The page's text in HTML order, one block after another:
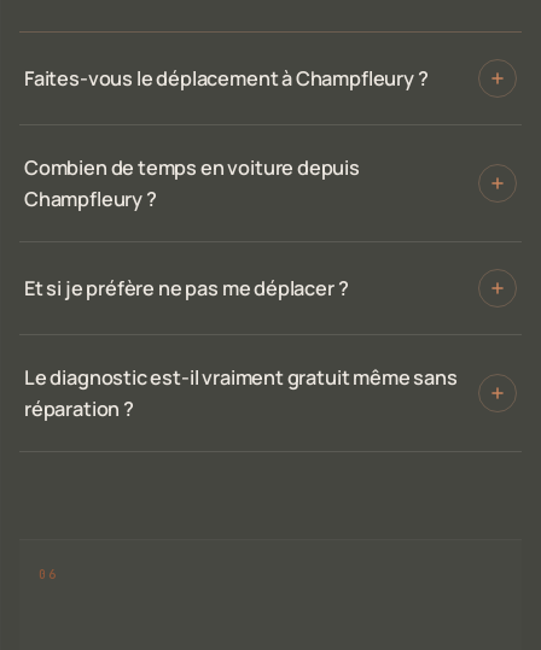
Faites-vous le déplacement à Champfleury ?
Combien de temps en voiture depuis
Champfleury ?
Et si je préfère ne pas me déplacer ?
Le diagnostic est-il vraiment gratuit même sans
réparation ?